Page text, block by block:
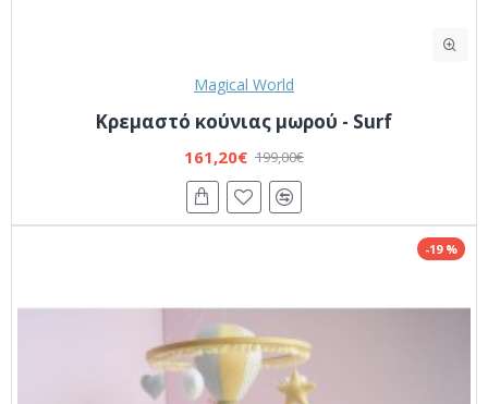
Magical World
Κρεμαστό κούνιας μωρού - Surf
161,20€ 199,00€
-19 %